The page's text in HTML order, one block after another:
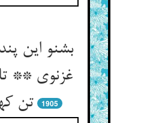
بشنو این
غزنوی ** تا
1905